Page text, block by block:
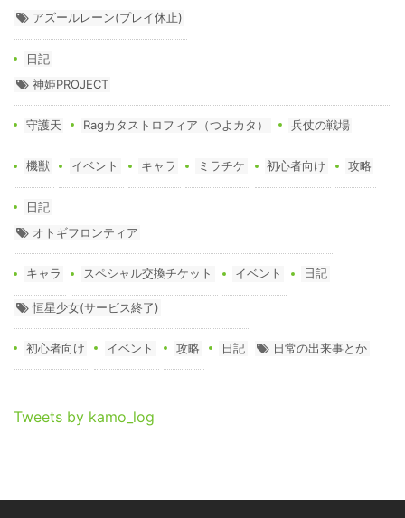
アズールレーン(プレイ休止)
日記
神姫PROJECT
守護天 Ragカタストロフィア（つよカタ） 兵仗の戦場
機獣 イベント キャラ ミラチケ 初心者向け 攻略
日記
オトギフロンティア
キャラ スペシャル交換チケット イベント 日記
恒星少女(サービス終了)
初心者向け イベント 攻略 日記 日常の出来事とか
Tweets by kamo_log